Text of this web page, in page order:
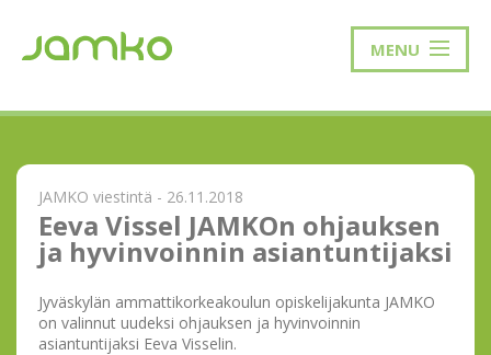
MENU
JAMKO viestintä - 26.11.2018
Eeva Vissel JAMKOn ohjauksen
ja hyvinvoinnin asiantuntijaksi
Jyväskylän ammattikorkeakoulun opiskelijakunta JAMKO
on valinnut uudeksi ohjauksen ja hyvinvoinnin
asiantuntijaksi Eeva Visselin.